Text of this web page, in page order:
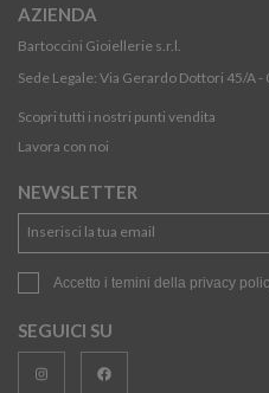
AZIENDA
Bartoccini Gioiellerie s.r.l.
Sede Legale: Via Gerardo Dottori 45/A -
Scopri tutti i nostri punti vendita
Lavora con noi
NEWSLETTER
Accetto i temini della privacy
SEGUICI SU